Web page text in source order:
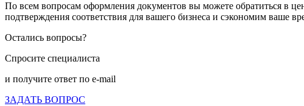
По всем вопросам оформления документов вы можете обратиться в
подтверждения соответствия для вашего бизнеса и сэкономим ваше
Остались вопросы?
Спросите специалиста
и получите ответ по e-mail
ЗАДАТЬ ВОПРОС